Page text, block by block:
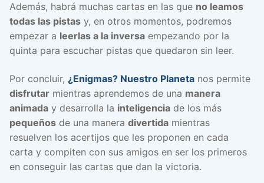
Además, habrá muchas cartas en las que no leamos
todas las pistas y, en otros momentos, podremos
empezar a leerlas a la inversa empezando por la
quinta para escuchar pistas que quedaron sin leer.
Por concluir, ¿Enigmas? Nuestro Planeta nos permite
disfrutar mientras aprendemos de una manera
animada y desarrolla la inteligencia de los más
pequeños de una manera divertida mientras
resuelven los acertijos que les proponen en cada
carta y compiten con sus amigos en ser los primeros
en conseguir las cartas que dan la victoria.